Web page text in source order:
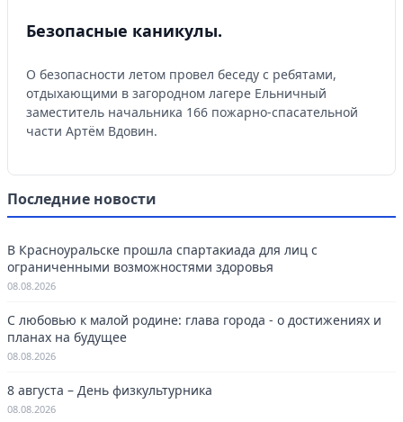
Безопасные каникулы.
О безопасности летом провел беседу с ребятами,
отдыхающими в загородном лагере Ельничный
заместитель начальника 166 пожарно-спасательной
части Артём Вдовин.
Последние новости
В Красноуральске прошла спартакиада для лиц с
ограниченными возможностями здоровья
08.08.2026
С любовью к малой родине: глава города - о достижениях и
планах на будущее
08.08.2026
8 августа – День физкультурника
08.08.2026